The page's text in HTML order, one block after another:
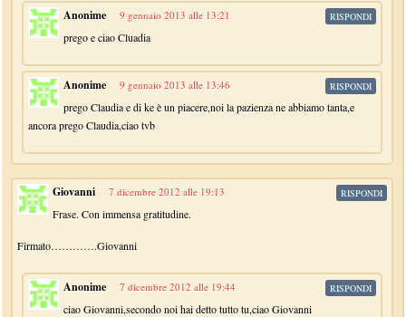
Anonime 9 gennaio 2013 alle 13:21
prego e ciao Cluadia
RISPONDI
Anonime 9 gennaio 2013 alle 13:46
prego Claudia e di ke è un piacere,noi la pazienza ne abbiamo tanta,e
ancora prego Claudia,ciao tvb
RISPONDI
Giovanni 7 dicembre 2012 alle 19:13
Frase. Con immensa gratitudine.
Firmato………….Giovanni
RISPONDI
Anonime 7 dicembre 2012 alle 19:44
ciao Giovanni,secondo noi hai detto tutto tu,ciao Giovanni
RISPONDI